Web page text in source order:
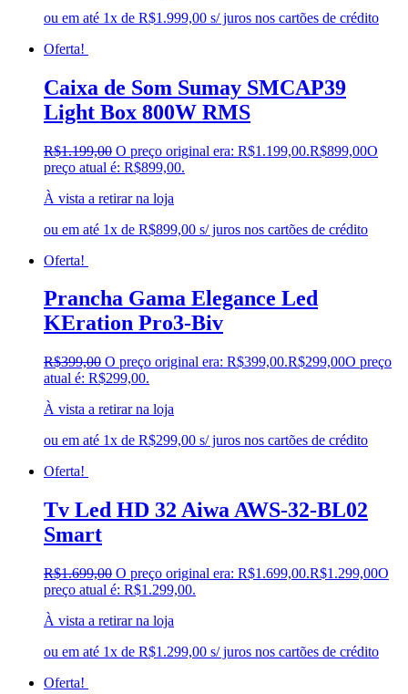
ou em até 1x de R$1.999,00 s/ juros nos cartões de crédito
Oferta!
Caixa de Som Sumay SMCAP39
Light Box 800W RMS
R$1.199,00 O preço original era: R$1.199,00.R$899,00O
preço atual é: R$899,00.
À vista a retirar na loja
ou em até 1x de R$899,00 s/ juros nos cartões de crédito
Oferta!
Prancha Gama Elegance Led
KEration Pro3-Biv
R$399,00 O preço original era: R$399,00.R$299,00O preço
atual é: R$299,00.
À vista a retirar na loja
ou em até 1x de R$299,00 s/ juros nos cartões de crédito
Oferta!
Tv Led HD 32 Aiwa AWS-32-BL02
Smart
R$1.699,00 O preço original era: R$1.699,00.R$1.299,00O
preço atual é: R$1.299,00.
À vista a retirar na loja
ou em até 1x de R$1.299,00 s/ juros nos cartões de crédito
Oferta!